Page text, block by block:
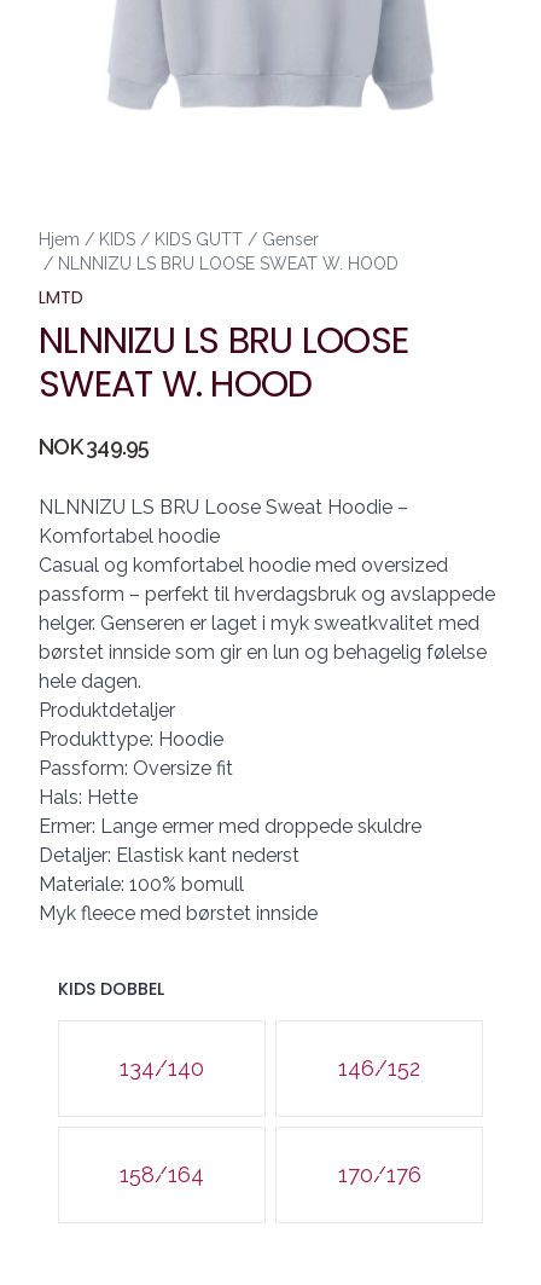
Hjem / KIDS / KIDS GUTT / Genser
/ NLNNIZU LS BRU LOOSE SWEAT W. HOOD
LMTD
NLNNIZU LS BRU LOOSE
SWEAT W. HOOD
Produktdetaljer
NOK 349.95
Description
NLNNIZU LS BRU Loose Sweat Hoodie –
Komfortabel hoodie
Casual og komfortabel hoodie med oversized
passform – perfekt til hverdagsbruk og avslappede
helger. Genseren er laget i myk sweatkvalitet med
børstet innside som gir en lun og behagelig følelse
hele dagen.
Produktdetaljer
Produkttype: Hoodie
Passform: Oversize fit
Hals: Hette
Ermer: Lange ermer med droppede skuldre
Detaljer: Elastisk kant nederst
Materiale: 100% bomull
Myk fleece med børstet innside
KIDS DOBBEL
Velg en KIDS DOBBEL
134/140 146/152
158/164 170/176